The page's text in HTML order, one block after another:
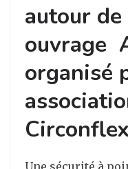
autour
ouvrage
organisé
Une sécurité à